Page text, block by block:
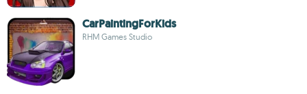
CarPaintingForKids
RHM Games Studio